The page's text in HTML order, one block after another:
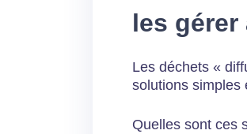
les gérer
Les déchets «
solutions simples
Quelles sont ces